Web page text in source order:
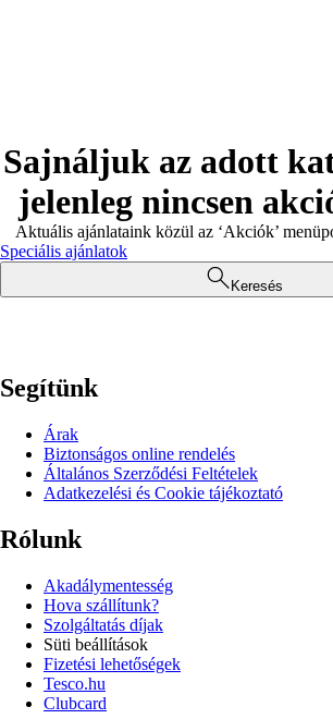
Sajnáljuk az adott
jelenleg nincsen
Aktuális ajánlataink közül az ‘Akciók’
Speciális ajánlatok
Keresés
Segítünk
Árak
Biztonságos online rendelés
Általános Szerződési Feltételek
Adatkezelési és Cookie tájékoztató
Rólunk
Akadálymentesség
Hova szállítunk?
Szolgáltatás díjak
Süti beállítások
Fizetési lehetőségek
Tesco.hu
Clubcard